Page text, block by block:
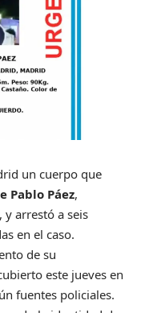
un cuerpo que
Pablo Páez,
y arrestó a seis
en el caso.
de su
este jueves en
fuentes policiales.